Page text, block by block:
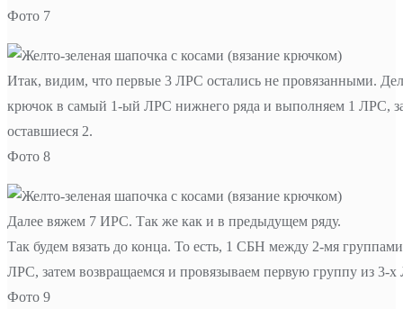
Фото 7
Итак, видим, что первые 3 ЛРС остались не провязанными.
крючок в самый 1-ый ЛРС нижнего ряда и выполняем 1 ЛРС,
оставшиеся 2.
Фото 8
Далее вяжем 7 ИРС. Так же как и в предыдущем ряду.
Так будем вязать до конца. То есть, 1 СБН между 2-мя
ЛРС, затем возвращаемся и провязываем первую группу из 3-
Фото 9